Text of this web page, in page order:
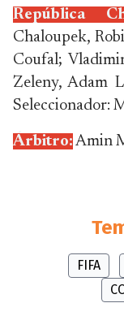
República
Chaloupek,
Coufal;
Zeleny, Adam
Seleccionador:
Árbitro: Amin
FIFA